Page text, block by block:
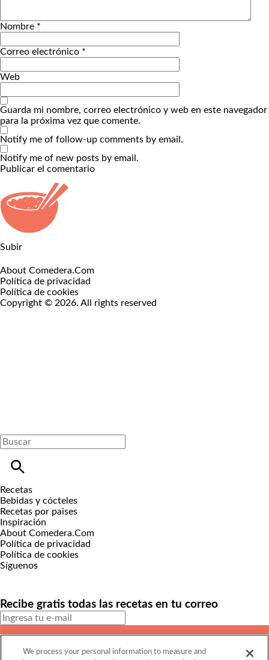
Nombre *
Correo electrónico *
Web
Guarda mi nombre, correo electrónico y web en este navegador
para la próxima vez que comente.
Notify me of follow-up comments by email.
Notify me of new posts by email.
Subir
About Comedera.Com
Política de privacidad
Política de cookies
Copyright © 2026. All rights reserved
Recetas
Bebidas y cócteles
Recetas por paises
Inspiración
About Comedera.Com
Política de privacidad
Política de cookies
Síguenos
Recibe gratis todas las recetas en tu correo
We process your personal information to measure and